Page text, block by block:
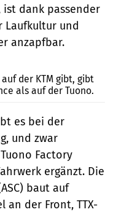
dank passender
Laufkultur und
anzapfbar.
der KTM gibt, gibt
als auf der Tuono.
es bei der
und zwar
Factory
ergänzt. Die
baut auf
an der Front, TTX-